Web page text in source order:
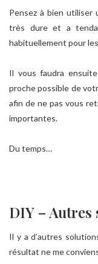
Pensez à bien utiliser
très dure et a
habituellement pour
Il vous faudra
proche possible de
afin de ne pas vous
importantes.
Du temps…
DIY – Autres
Il y a d’autres
résultat ne me